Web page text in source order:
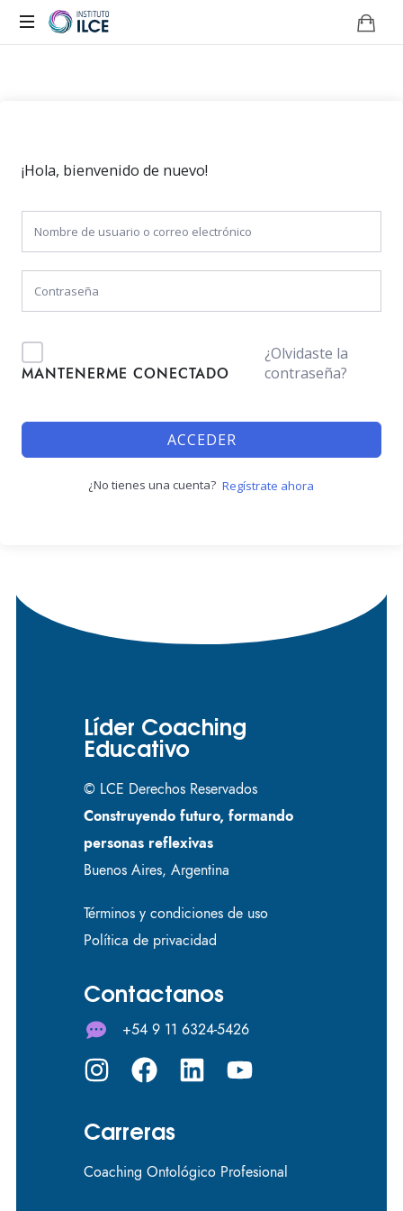
¡Hola, bienvenido de nuevo!
MANTENERME CONECTADO
¿Olvidaste la
contraseña?
ACCEDER
¿No tienes una cuenta? Regístrate ahora
Líder Coaching
Educativo
© LCE Derechos Reservados
Construyendo futuro, formando
personas reflexivas
Buenos Aires, Argentina
Términos y condiciones de uso
Política de privacidad
Contactanos
+54 9 11 6324-5426
Carreras
Coaching Ontológico Profesional